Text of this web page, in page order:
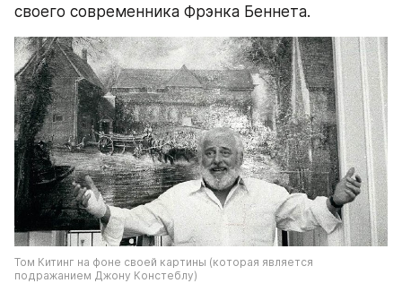
своего современника Фрэнка Беннета.
Том Китинг на фоне своей картины (которая является
подражанием Джону Констеблу)